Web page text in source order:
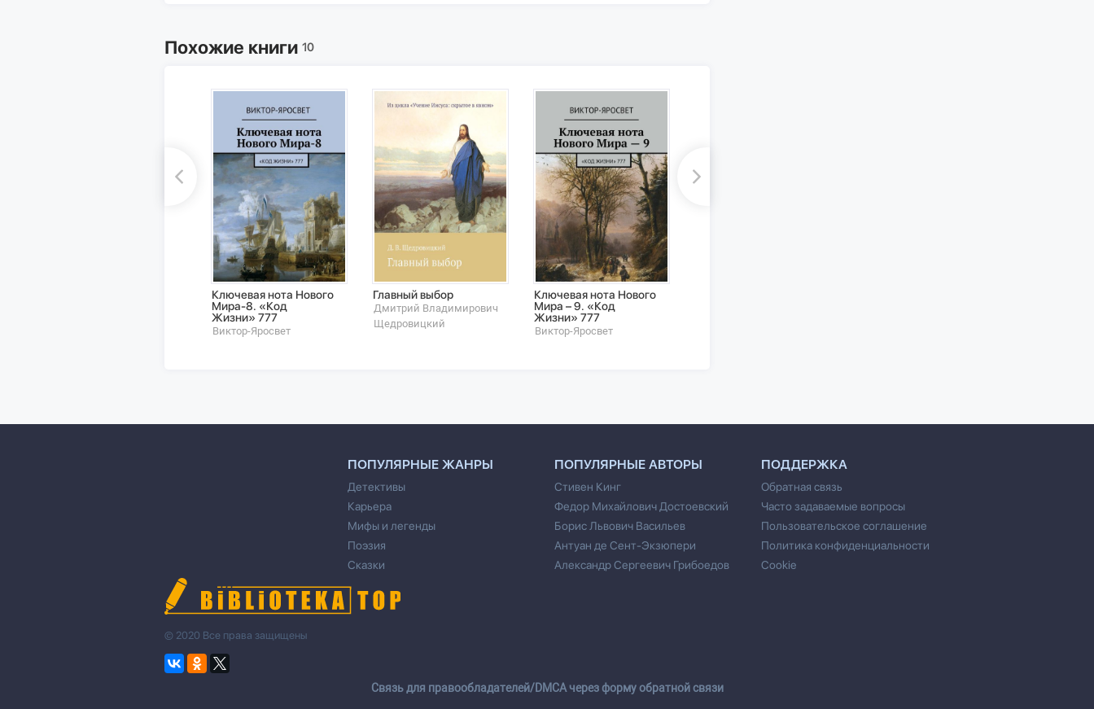
Похожие книги 10
Ключевая нота Нового
Мира-8. «Код
Жизни» 777
Виктор-Яросвет
Главный выбор
Дмитрий Владимирович
Щедровицкий
Ключевая нота Нового
Мира – 9. «Код
Жизни» 777
Виктор-Яросвет
ПОПУЛЯРНЫЕ ЖАНРЫ
Детективы
Карьера
Мифы и легенды
Поэзия
Сказки
ПОПУЛЯРНЫЕ АВТОРЫ
Стивен Кинг
Федор Михайлович Достоевский
Борис Львович Васильев
Антуан де Сент-Экзюпери
Александр Сергеевич Грибоедов
ПОДДЕРЖКА
Обратная связь
Часто задаваемые вопросы
Пользовательское соглашение
Политика конфиденциальности
Cookie
© 2020 Все права защищены
Cвязь для правообладателей/DMCA через форму обратной связи